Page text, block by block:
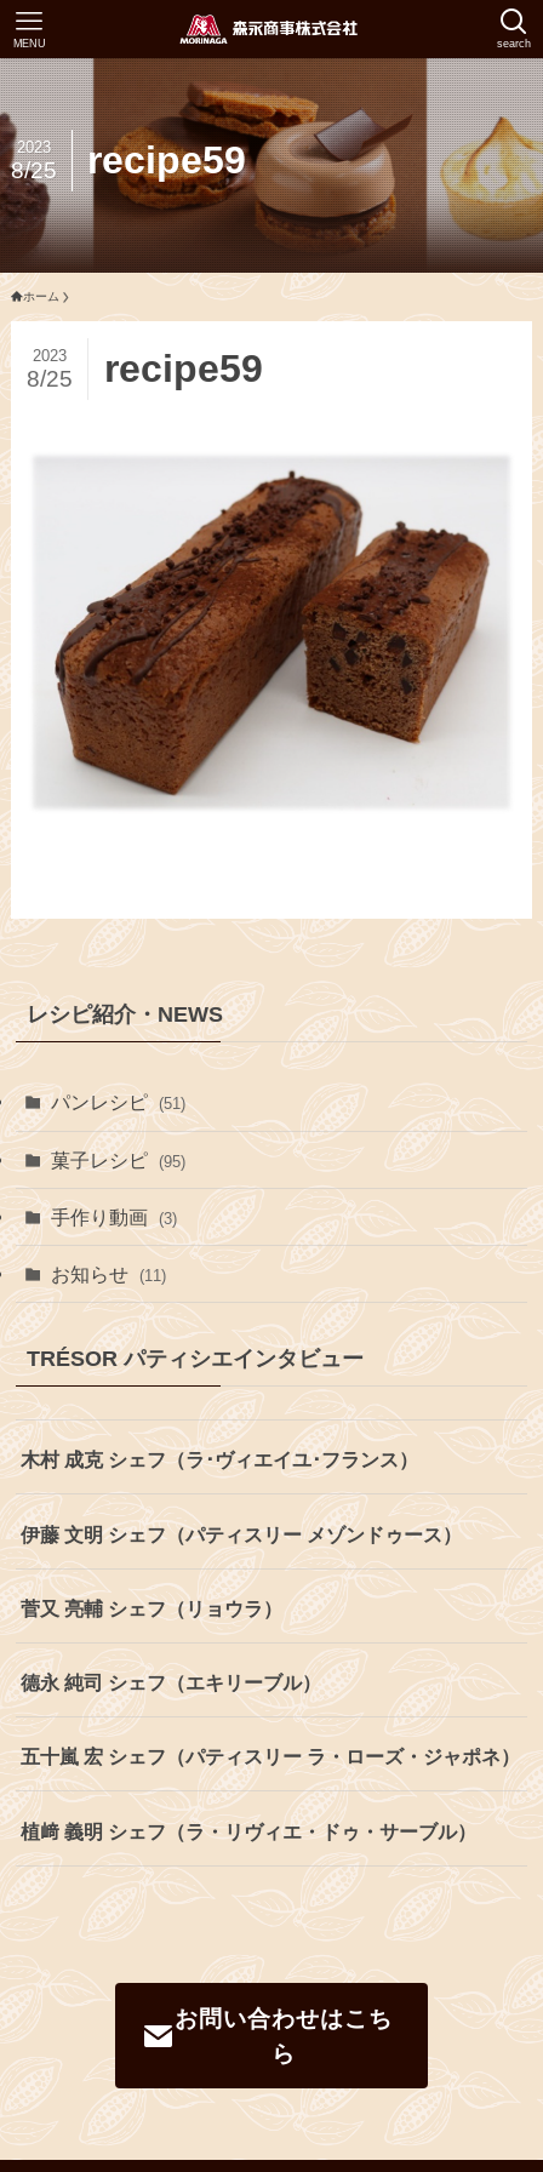
search
MENU
recipe59
2023
8/25
ホーム
recipe59
2023
8/25
レシピ紹介・NEWS
パンレシピ (51)
菓子レシピ (95)
手作り動画 (3)
お知らせ (11)
TRÉSOR パティシエインタビュー
木村 成克 シェフ（ラ･ヴィエイユ･フランス）
伊藤 文明 シェフ（パティスリー メゾンドゥース）
菅又 亮輔 シェフ（リョウラ）
德永 純司 シェフ（エキリーブル）
五十嵐 宏 シェフ（パティスリー ラ・ローズ・ジャポネ）
植﨑 義明 シェフ（ラ・リヴィエ・ドゥ・サーブル）
お問い合わせはこち
ら